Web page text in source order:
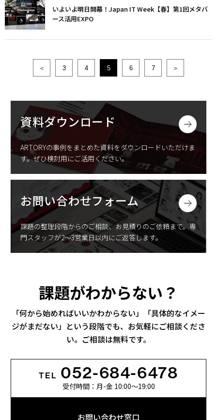
いよいよ明日開幕！Japan IT Week【春】第1回メタバ
ース活用EXPO
＜ 3 4 5 6 7 ＞
資料ダウンロード
ARTORYの事例をまとめた資料をダウンロードいただけま
す。ぜひ検討用にご活用ください。
お問い合わせフォーム
課題の整理段階からのご相談、お見積りのご依頼まで。専
門スタッフが2〜3営業日以内にご返答します。
課題がわからない？
「何から始めればいいかわからない」「具体的なイメー
ジがまだない」 という段階でも、お気軽にご相談くださ
い。ご相談は無料です。
TEL 052-684-6478
受付時間：月-金 10:00〜19:00
お問い合わせ窓口